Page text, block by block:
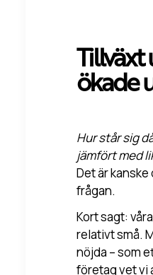
Tillväxt
ökade
Hur står sig
jämfört med
Det är
frågan.
Kort sagt:
relativt små.
nöjda – som
företag vet vi